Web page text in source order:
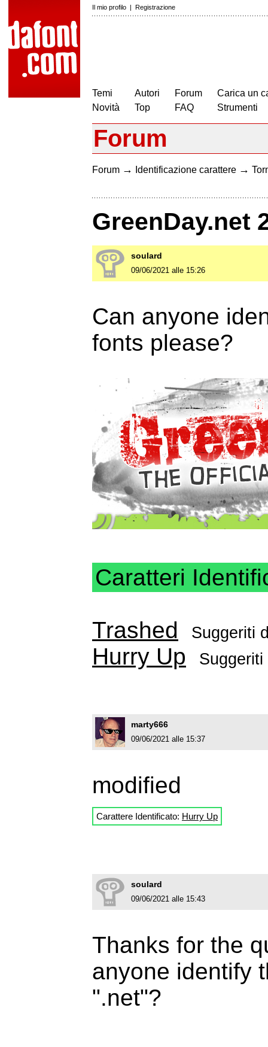
Il mio profilo | Registrazione
Temi
Novità
Autori
Top
Forum
FAQ
Carica un
Strumenti
Forum
Forum → Identificazione carattere →
GreenDay.net
soulard
09/06/2021 alle 15:26
Can anyone
fonts please?
Caratteri
Trashed Suggeriti
Hurry Up
marty666
09/06/2021 alle 15:37
modified
Carattere Identificato: Hurry Up
soulard
09/06/2021 alle 15:43
Thanks for the
anyone identify
".net"?